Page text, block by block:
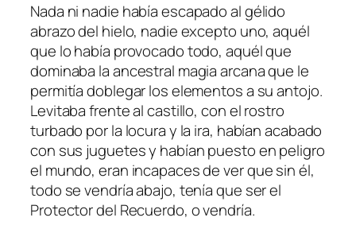
Nada ni nadie había escapado al gélido
abrazo del hielo, nadie excepto uno, aquél
que lo había provocado todo, aquél que
dominaba la ancestral magia arcana que le
permitía doblegar los elementos a su antojo.
Levitaba frente al castillo, con el rostro
turbado por la locura y la ira, habían acabado
con sus juguetes y habían puesto en peligro
el mundo, eran incapaces de ver que sin él,
todo se vendría abajo, tenía que ser el
Protector del Recuerdo, o vendría.